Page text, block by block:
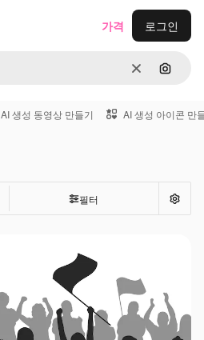
지우기이미지
가격 로그인
AI 생성 동영상 만들기 AI 생성 아이콘 만
필터